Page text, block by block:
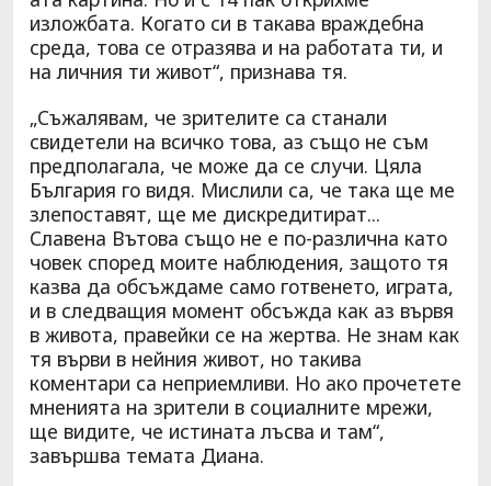
изложбата. Когато си в такава враждебна
среда, това се отразява и на работата ти, и
на личния ти живот“, признава тя.
„Съжалявам, че зрителите са станали
свидетели на всичко това, аз също не съм
предполагала, че може да се случи. Цяла
България го видя. Мислили са, че така ще ме
злепоставят, ще ме дискредитират...
Славена Вътова също не е по-различна като
човек според моите наблюдения, защото тя
казва да обсъждаме само готвенето, играта,
и в следващия момент обсъжда как аз вървя
в живота, правейки се на жертва. Не знам как
тя върви в нейния живот, но такива
коментари са неприемливи. Но ако прочетете
мненията на зрители в социалните мрежи,
ще видите, че истината лъсва и там“,
завършва темата Диана.